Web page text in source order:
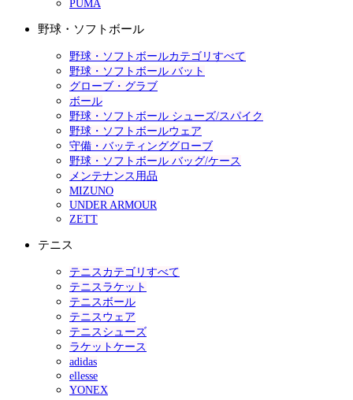
PUMA
野球・ソフトボール
野球・ソフトボールカテゴリすべて
野球・ソフトボール バット
グローブ・グラブ
ボール
野球・ソフトボール シューズ/スパイク
野球・ソフトボールウェア
守備・バッティンググローブ
野球・ソフトボール バッグ/ケース
メンテナンス用品
MIZUNO
UNDER ARMOUR
ZETT
テニス
テニスカテゴリすべて
テニスラケット
テニスボール
テニスウェア
テニスシューズ
ラケットケース
adidas
ellesse
YONEX